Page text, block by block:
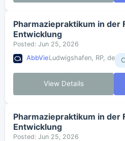
Pharmaziepraktikum in der
Entwicklung
Posted: Jun 25, 2026
AbbVieLudwigshafen, RP, de
View Details
Pharmaziepraktikum in der
Entwicklung
Posted: Jun 25, 2026